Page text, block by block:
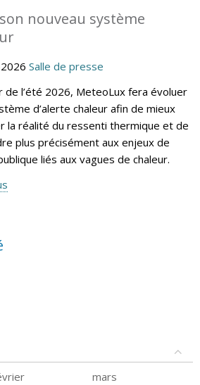
nouveau système
Salle de presse
de l’été 2026, MeteoLux fera évoluer
d’alerte chaleur afin de mieux
la réalité du ressenti thermique et de
plus précisément aux enjeux de
liés aux vagues de chaleur.
mars